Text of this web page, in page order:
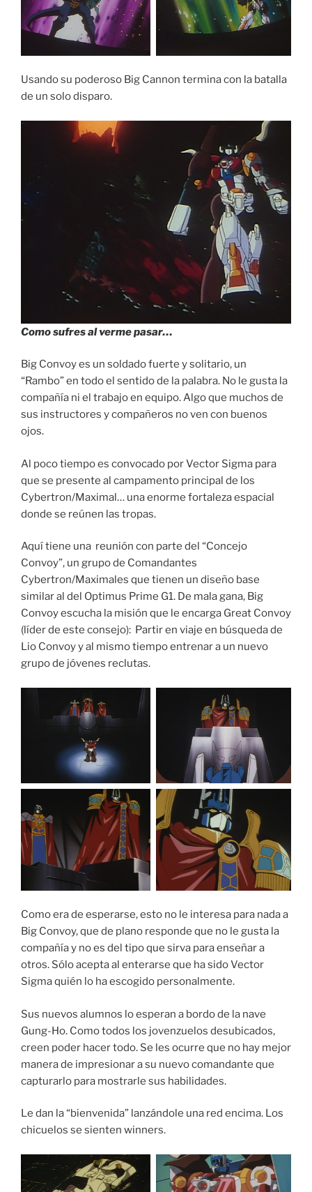
Usando su poderoso Big Cannon termina con la batalla
de un solo disparo.
Como sufres al verme pasar…
Big Convoy es un soldado fuerte y solitario, un
“Rambo” en todo el sentido de la palabra. No le gusta la
compañía ni el trabajo en equipo. Algo que muchos de
sus instructores y compañeros no ven con buenos
ojos.
Al poco tiempo es convocado por Vector Sigma para
que se presente al campamento principal de los
Cybertron/Maximal… una enorme fortaleza espacial
donde se reúnen las tropas.
Aquí tiene una reunión con parte del “Concejo
Convoy”, un grupo de Comandantes
Cybertron/Maximales que tienen un diseño base
similar al del Optimus Prime G1. De mala gana, Big
Convoy escucha la misión que le encarga Great Convoy
(líder de este consejo): Partir en viaje en búsqueda de
Lio Convoy y al mismo tiempo entrenar a un nuevo
grupo de jóvenes reclutas.
Como era de esperarse, esto no le interesa para nada a
Big Convoy, que de plano responde que no le gusta la
compañía y no es del tipo que sirva para enseñar a
otros. Sólo acepta al enterarse que ha sido Vector
Sigma quién lo ha escogido personalmente.
Sus nuevos alumnos lo esperan a bordo de la nave
Gung-Ho. Como todos los jovenzuelos desubicados,
creen poder hacer todo. Se les ocurre que no hay mejor
manera de impresionar a su nuevo comandante que
capturarlo para mostrarle sus habilidades.
Le dan la “bienvenida” lanzándole una red encima. Los
chicuelos se sienten winners.